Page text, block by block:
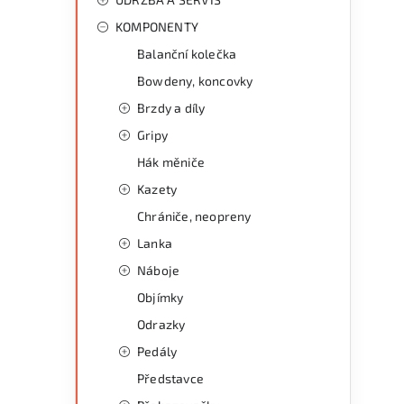
KOMPONENTY
Balanční kolečka
Bowdeny, koncovky
Brzdy a díly
Gripy
Hák měniče
Kazety
Chrániče, neopreny
Lanka
Náboje
Objímky
Odrazky
Pedály
Představce